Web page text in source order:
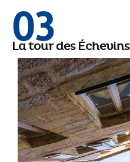
03
La tour des Échevins